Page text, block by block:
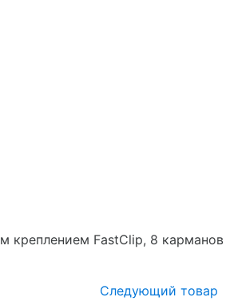
креплением FastClip, 8
Следующий товар